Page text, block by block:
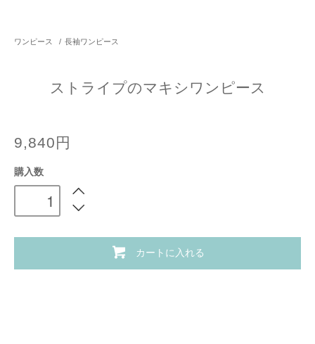
ワンピース / 長袖ワンピース
ストライプのマキシワンピース
9,840円
購入数
カートに入れる